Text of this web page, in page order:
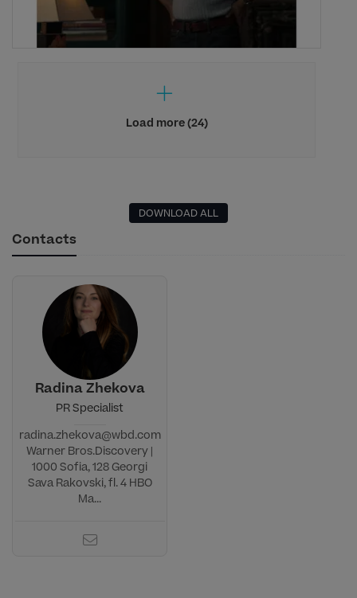
Load more (24)
DOWNLOAD ALL
Contacts
Radina Zhekova
PR Specialist
radina.zhekova@wbd.com
Warner Bros.Discovery |
1000 Sofia, 128 Georgi
Sava Rakovski, fl. 4 HBO
Ma...